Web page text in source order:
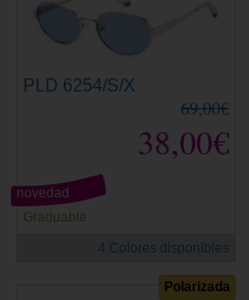
PLD 6254/S/X
69,00€
38,00€
Graduable
novedad
4 Colores disponibles
Polarizada